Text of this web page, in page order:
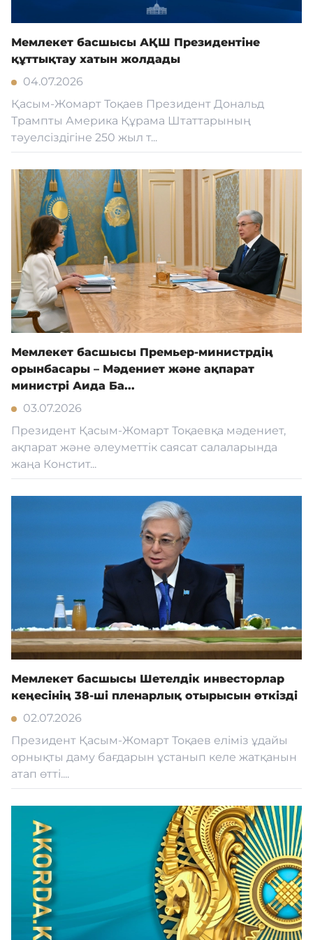
Мемлекет басшысы АҚШ Президентіне
құттықтау хатын жолдады
04.07.2026
Қасым-Жомарт Тоқаев Президент Дональд
Трампты Америка Құрама Штаттарының
тәуелсіздігіне 250 жыл т...
Мемлекет басшысы Премьер-министрдің
орынбасары – Мәдениет және ақпарат
министрі Аида Ба...
03.07.2026
Президент Қасым-Жомарт Тоқаевқа мәдениет,
ақпарат және әлеуметтік саясат салаларында
жаңа Констит...
Мемлекет басшысы Шетелдік инвесторлар
кеңесінің 38-ші пленарлық отырысын өткізді
02.07.2026
Президент Қасым-Жомарт Тоқаев еліміз ұдайы
орнықты даму бағдарын ұстанып келе жатқанын
атап өтті....